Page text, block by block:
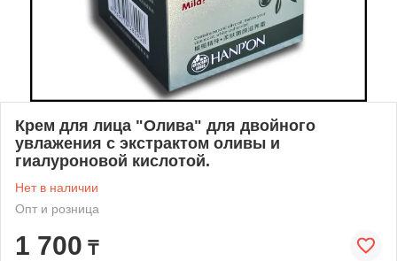
Крем для лица "Олива" для двойного
увлажения с экстрактом оливы и
гиалуроновой кислотой.
Нет в наличии
Опт и розница
1 700 ₸